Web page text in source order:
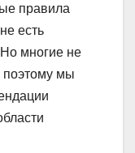
правила
есть
многие не
мы